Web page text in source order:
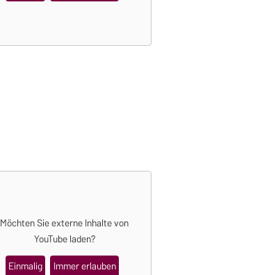
Möchten Sie externe Inhalte von
YouTubeladen?
Einmalig
Immer erlauben